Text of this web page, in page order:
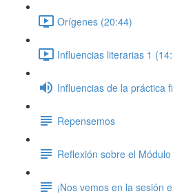
Orígenes (20:44)
Influencias literarias 1
Influencias de la práctica
Repensemos
Reflexión sobre el Módulo
¡Nos vemos en la sesión